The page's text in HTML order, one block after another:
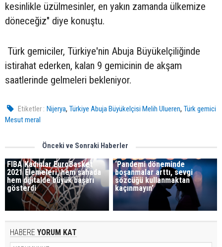
kesinlikle üzülmesinler, en yakın zamanda ülkemize
döneceğiz" diye konuştu.
Türk gemiciler, Türkiye'nin Abuja Büyükelçiliğinde
istirahat ederken, kalan 9 gemicinin de akşam
saatlerinde gelmeleri bekleniyor.
Etiketler : Nijerya,Türkiye Abuja Büyükelçisi Melih Ulueren,Türk gemici
Mesut meral
Önceki ve Sonraki Haberler
FIBA Kadınlar EuroBasket
2021 Elemeleri, hem sahada
hem dijitalde büyük başarı
gösterdi
‘Pandemi döneminde
boşanmalar arttı, sevgi
sözcüğü kullanmaktan
kaçınmayın’
HABERE YORUM KAT